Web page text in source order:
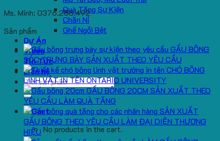
Quà Tặng Sự Kiện
Chăn Nỉ
Ghế Ngồi Bệt
Dự Án
Video
Tin Tức
Liên hệ
Search
for:
No products in the cart.
Ms. Minh: 0376.288.492
Sản phẩm
GẤU BÔNG
SÓC TRƯNG BÀY SẢN XUẤT THEO YÊU CẦU
CHÓ BÔNG
LINH VẬT IN TÊN ONTARIO UNIVERSITY
GẤU BÔNG 20CM SẢN XUẤT THEO
YÊU CẦU LÀM QUÀ TẶNG
SẢN XUẤT
GẤU BÔNG THEO YÊU CẦU LÀM ĐẠI DIỆN THƯƠNG
HIỆU